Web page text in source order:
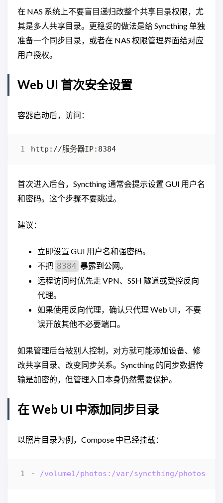
在 NAS 系统上不要盲目递归改整个共享目录权限，尤
其是多人共享目录。更稳妥的做法是给 Syncthing 单独
准备一个同步目录，或者在 NAS 权限管理界面给对应
用户授权。
Web UI 首次安全设置
容器启动后，访问：
首次进入后台，Syncthing 通常会提示设置 GUI 用户名
和密码。这个步骤不要跳过。
建议：
立即设置 GUI 用户名和强密码。
不把 8384 暴露到公网。
远程访问时优先走 VPN、SSH 隧道或受控反向
代理。
如果使用反向代理，确认只代理 Web UI，不要
误开放其他不必要端口。
如果管理后台被别人控制，对方就可能添加设备、修
改共享目录、改变同步关系。Syncthing 的同步数据传
输是加密的，但管理入口本身仍然需要保护。
在 Web UI 中添加同步目录
以照片目录为例，Compose 中已经挂载：
- /volume1/photos:/var/syncthing/photos